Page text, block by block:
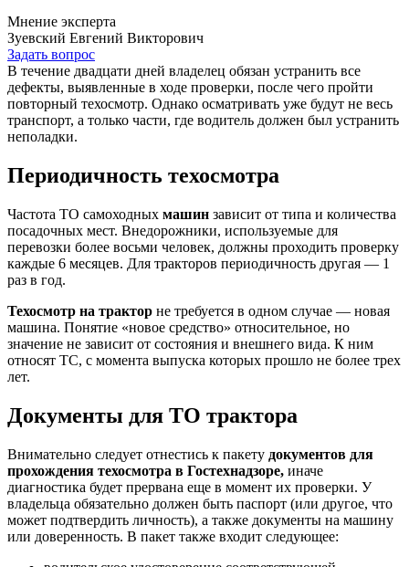
Мнение эксперта
Зуевский Евгений Викторович
Задать вопрос
В течение двадцати дней владелец обязан устранить все
дефекты, выявленные в ходе проверки, после чего пройти
повторный техосмотр. Однако осматривать уже будут не весь
транспорт, а только части, где водитель должен был устранить
неполадки.
Периодичность техосмотра
Частота ТО самоходных машин зависит от типа и количества
посадочных мест. Внедорожники, используемые для
перевозки более восьми человек, должны проходить проверку
каждые 6 месяцев. Для тракторов периодичность другая — 1
раз в год.
Техосмотр на трактор не требуется в одном случае — новая
машина. Понятие «новое средство» относительное, но
значение не зависит от состояния и внешнего вида. К ним
относят ТС, с момента выпуска которых прошло не более трех
лет.
Документы для ТО трактора
Внимательно следует отнестись к пакету документов для
прохождения техосмотра в Гостехнадзоре, иначе
диагностика будет прервана еще в момент их проверки. У
владельца обязательно должен быть паспорт (или другое, что
может подтвердить личность), а также документы на машину
или доверенность. В пакет также входит следующее: